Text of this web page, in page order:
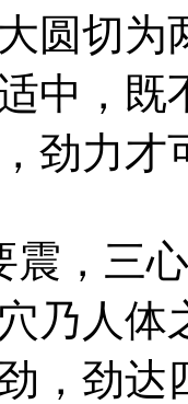
圆切为
中，
劲力
，三心
乃人体
，劲达